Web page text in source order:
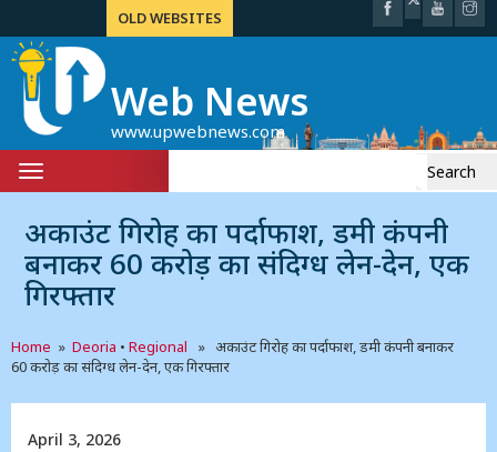
OLD WEBSITES
Web News
www.upwebnews.com
Toggle
navigation
अकाउंट गिरोह का पर्दाफाश, डमी कंपनी
बनाकर 60 करोड़ का संदिग्ध लेन-देन, एक
गिरफ्तार
Home » Deoria • Regional » अकाउंट गिरोह का पर्दाफाश, डमी कंपनी बनाकर
60 करोड़ का संदिग्ध लेन-देन, एक गिरफ्तार
April 3, 2026